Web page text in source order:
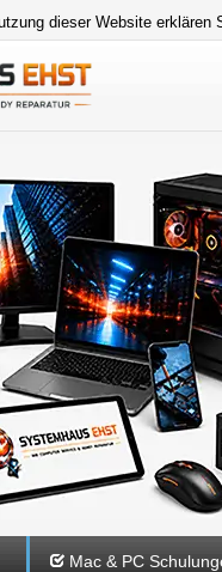
dieser Website
Mac & PC